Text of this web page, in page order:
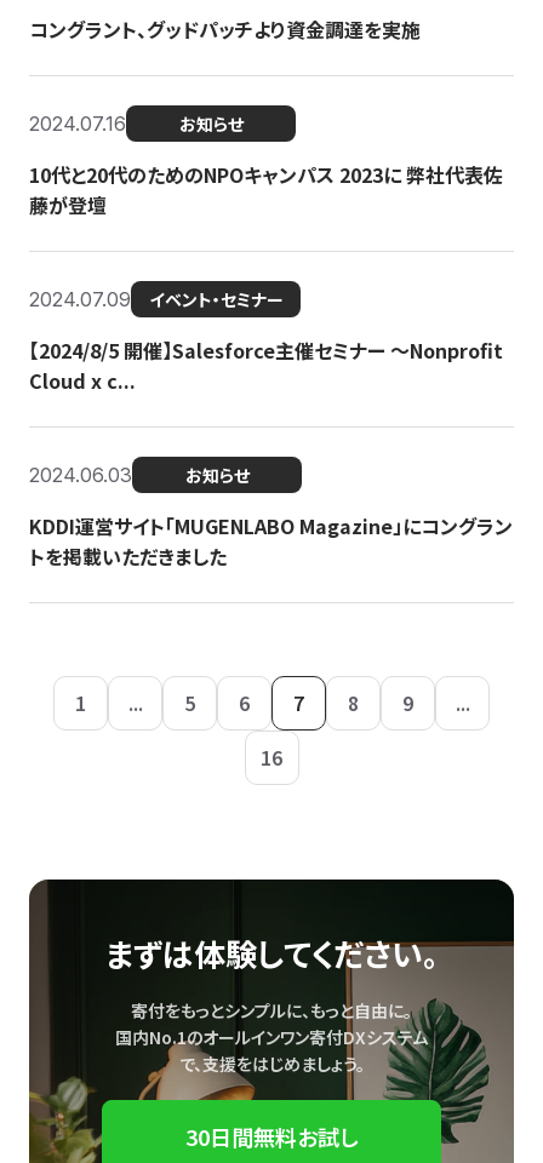
コングラント、グッドパッチより資金調達を実施
2024.07.16 お知らせ
10代と20代のためのNPOキャンパス 2023に 弊社代表佐
藤が登壇
2024.07.09 イベント・セミナー
【2024/8/5 開催】Salesforce主催セミナー 〜Nonprofit
Cloud x c...
2024.06.03 お知らせ
KDDI運営サイト「MUGENLABO Magazine」にコングラン
トを掲載いただきました
1 ... 5 6 7 8 9
...
16
まずは体験してください。
寄付をもっとシンプルに、もっと自由に。
国内No.1のオールインワン寄付DXシステム
で、支援をはじめましょう。
30日間無料お試し